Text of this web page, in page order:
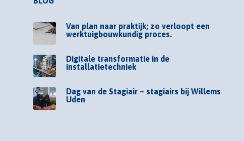
Van plan naar praktijk; zo verloopt een
werktuigbouwkundig proces.
Digitale transformatie in de
installatietechniek
Dag van de Stagiair – stagiairs bij Willems
Uden